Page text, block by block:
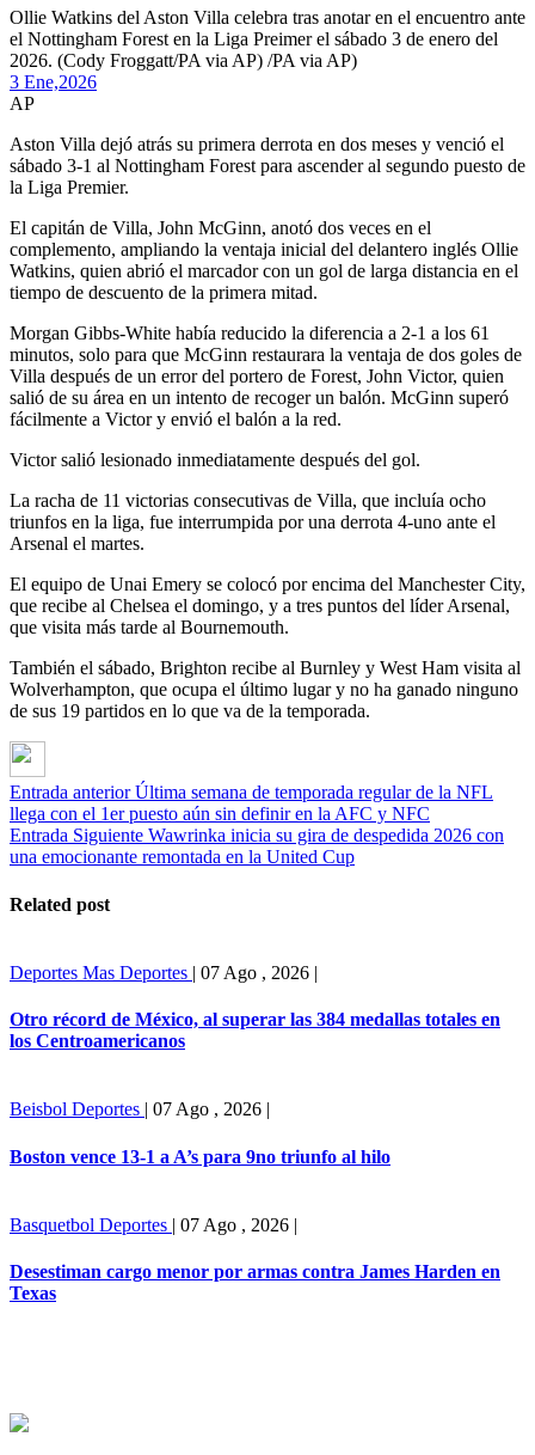
Ollie Watkins del Aston Villa celebra tras anotar en el encuentro ante
el Nottingham Forest en la Liga Preimer el sábado 3 de enero del
2026. (Cody Froggatt/PA via AP) /PA via AP)
3 Ene,2026
AP
Aston Villa dejó atrás su primera derrota en dos meses y venció el
sábado 3-1 al Nottingham Forest para ascender al segundo puesto de
la Liga Premier.
El capitán de Villa, John McGinn, anotó dos veces en el
complemento, ampliando la ventaja inicial del delantero inglés Ollie
Watkins, quien abrió el marcador con un gol de larga distancia en el
tiempo de descuento de la primera mitad.
Morgan Gibbs-White había reducido la diferencia a 2-1 a los 61
minutos, solo para que McGinn restaurara la ventaja de dos goles de
Villa después de un error del portero de Forest, John Victor, quien
salió de su área en un intento de recoger un balón. McGinn superó
fácilmente a Victor y envió el balón a la red.
Victor salió lesionado inmediatamente después del gol.
La racha de 11 victorias consecutivas de Villa, que incluía ocho
triunfos en la liga, fue interrumpida por una derrota 4-uno ante el
Arsenal el martes.
El equipo de Unai Emery se colocó por encima del Manchester City,
que recibe al Chelsea el domingo, y a tres puntos del líder Arsenal,
que visita más tarde al Bournemouth.
También el sábado, Brighton recibe al Burnley y West Ham visita al
Wolverhampton, que ocupa el último lugar y no ha ganado ninguno
de sus 19 partidos en lo que va de la temporada.
Entrada anterior Última semana de temporada regular de la NFL
llega con el 1er puesto aún sin definir en la AFC y NFC
Entrada Siguiente Wawrinka inicia su gira de despedida 2026 con
una emocionante remontada en la United Cup
Related post
Deportes Mas Deportes | 07 Ago , 2026 |
Otro récord de México, al superar las 384 medallas totales en
los Centroamericanos
Beisbol Deportes | 07 Ago , 2026 |
Boston vence 13-1 a A’s para 9no triunfo al hilo
Basquetbol Deportes | 07 Ago , 2026 |
Desestiman cargo menor por armas contra James Harden en
Texas